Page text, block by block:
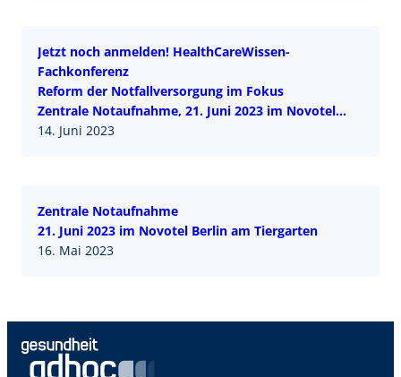
Jetzt noch anmelden! HealthCareWissen-
Fachkonferenz
Reform der Notfallversorgung im Fokus
Zentrale Notaufnahme, 21. Juni 2023 im Novotel
Berlin Tiergarten
14. Juni 2023
Zentrale Notaufnahme
21. Juni 2023 im Novotel Berlin am Tiergarten
16. Mai 2023